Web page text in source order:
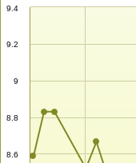
8.6
8.8
9
9.2
9.4